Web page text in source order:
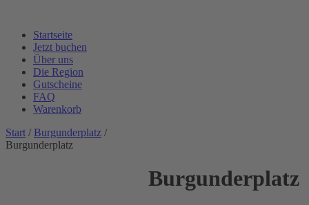
Startseite
Jetzt buchen
Über uns
Die Region
Gutscheine
FAQ
Warenkorb
Start / Burgunderplatz /
Burgunderplatz
Burgunderplatz